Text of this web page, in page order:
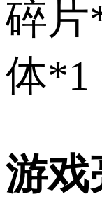
碎片
体*1
游戏